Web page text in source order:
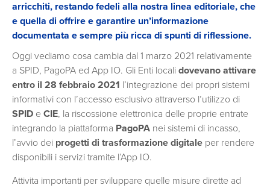
arricchiti, restando fedeli alla nostra linea editoriale, che
e quella di offrire e garantire un’informazione
documentata e sempre più ricca di spunti di riflessione.
Oggi vediamo cosa cambia dal 1 marzo 2021 relativamente
a SPID, PagoPA ed App IO. Gli Enti locali dovevano attivare
entro il 28 febbraio 2021 l’integrazione dei propri sistemi
informativi con l’accesso esclusivo attraverso l’utilizzo di
SPID e CIE, la riscossione elettronica delle proprie entrate
integrando la piattaforma PagoPA nei sistemi di incasso,
l’avvio dei progetti di trasformazione digitale per rendere
disponibili i servizi tramite l’App IO.
Attivita importanti per sviluppare quelle misure dirette ad